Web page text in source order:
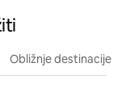
Obližnje destinacije